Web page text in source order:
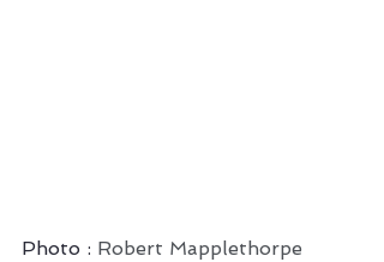
Photo : Robert Mapplethorpe